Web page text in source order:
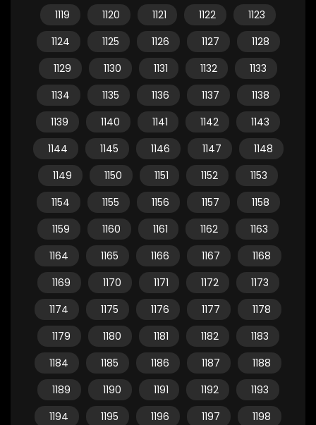
1119
1120 1121 1122
1123
1124
1125 1126 1127
1128
1129
1130 1131 1132
1133
1134
1135 1136 1137
1138
1139
1140 1141 1142
1143
1144
1145 1146 1147
1148
1149
1150 1151 1152
1153
1154
1155 1156 1157
1158
1159
1160 1161 1162
1163
1164
1165 1166 1167
1168
1169
1170 1171 1172
1173
1174
1175 1176 1177
1178
1179
1180 1181 1182
1183
1184
1185 1186 1187
1188
1189
1190 1191 1192
1193
1194
1195 1196 1197
1198